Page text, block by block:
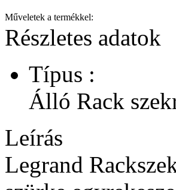
Műveletek a termékkel:
Részletes adatok
Típus :
Álló Rack
Leírás
Legrand